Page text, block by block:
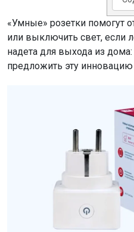
«Умные» розетки помогут
или выключить свет, если
надета для выхода из
предложить эту